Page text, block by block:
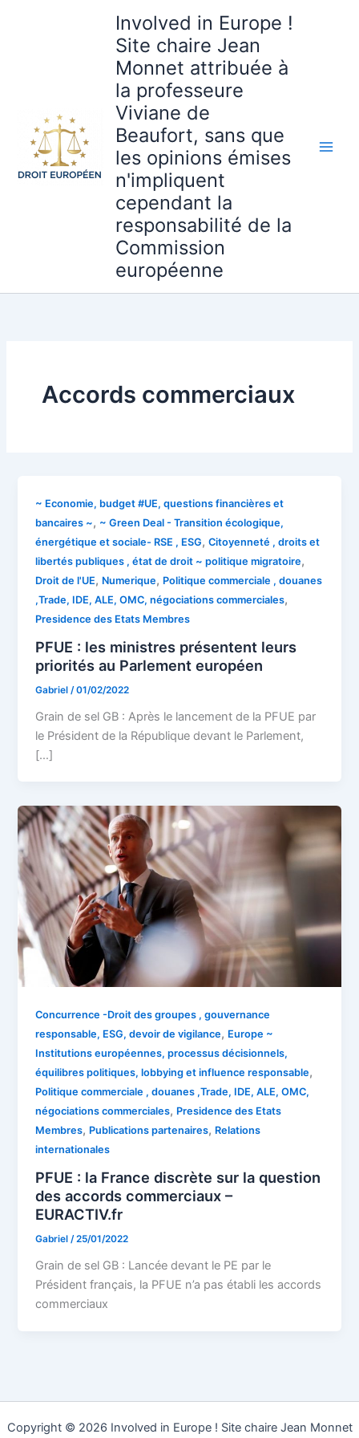
Involved in Europe !
Site chaire Jean
Monnet attribuée à
la professeure
Viviane de
Beaufort, sans que
les opinions émises
n'impliquent
cependant la
responsabilité de la
Commission
européenne
Accords commerciaux
~ Economie, budget #UE, questions financières et
bancaires ~, ~ Green Deal - Transition écologique,
énergétique et sociale- RSE , ESG,Citoyenneté , droits et
libertés publiques , état de droit ~ politique migratoire,
Droit de l'UE, Numerique, Politique commerciale , douanes
,Trade, IDE, ALE, OMC, négociations commerciales,
Presidence des Etats Membres
PFUE : les ministres présentent leurs
priorités au Parlement européen
Gabriel /01/02/2022
Grain de sel GB : Après le lancement de la PFUE par
le Président de la République devant le Parlement,
[…]
Concurrence -Droit des groupes , gouvernance
responsable, ESG, devoir de vigilance, Europe ~
Institutions européennes, processus décisionnels,
équilibres politiques, lobbying et influence responsable,
Politique commerciale , douanes ,Trade, IDE, ALE, OMC,
négociations commerciales, Presidence des Etats
Membres, Publications partenaires, Relations
internationales
PFUE : la France discrète sur la question
des accords commerciaux –
EURACTIV.fr
Gabriel /25/01/2022
Grain de sel GB : Lancée devant le PE par le
Président français, la PFUE n’a pas établi les accords
commerciaux
Copyright © 2026 Involved in Europe ! Site chaire Jean Monnet